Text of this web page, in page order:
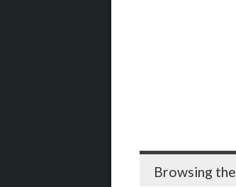
Browsing the